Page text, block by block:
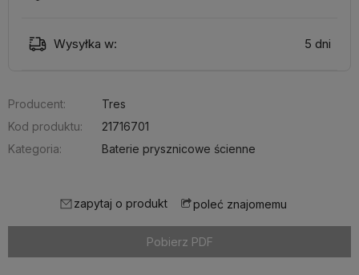
Wysyłka w: 5 dni
Producent:
Tres
Kod produktu:
21716701
Kategoria:
Baterie prysznicowe ścienne
zapytaj o produkt poleć znajomemu
Pobierz PDF